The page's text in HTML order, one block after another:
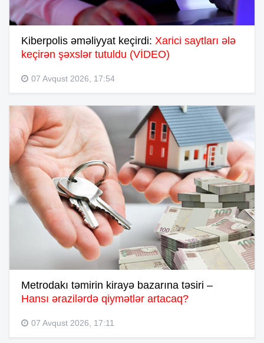
Kiberpolis əməliyyat keçirdi: Xarici saytları ələ
keçirən şəxslər tutuldu (VİDEO)
07 Avqust 2026, 17:54
Metrodakı təmirin kirayə bazarına təsiri –
Hansı ərazilərdə qiymətlər artacaq?
07 Avqust 2026, 17:11